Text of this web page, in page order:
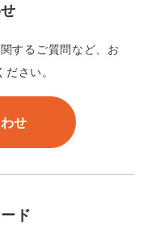
するご質問など、お
さい。
せ
ド